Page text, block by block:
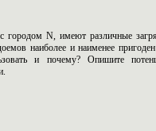
N, имеют различные
наиболее и наименее
и почему? Опишите